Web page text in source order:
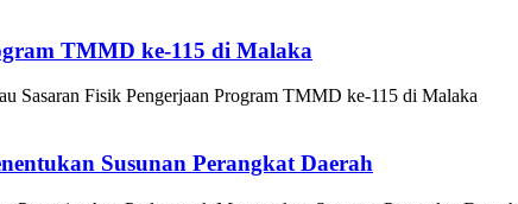
TMMD ke-115 di Malaka
Sasaran Fisik Pengerjaan Program TMMD ke-115 di Malaka
Susunan Perangkat Daerah